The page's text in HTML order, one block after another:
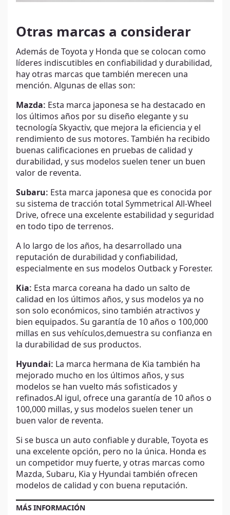
Otras marcas a considerar
Además de Toyota y Honda que se colocan como
líderes indiscutibles en confiabilidad y durabilidad,
hay otras marcas que también merecen una
mención. Algunas de ellas son:
Mazda: Esta marca japonesa se ha destacado en
los últimos años por su diseño elegante y su
tecnología Skyactiv, que mejora la eficiencia y el
rendimiento de sus motores. También ha recibido
buenas calificaciones en pruebas de calidad y
durabilidad, y sus modelos suelen tener un buen
valor de reventa.
Subaru: Esta marca japonesa que es conocida por
su sistema de tracción total Symmetrical All-Wheel
Drive, ofrece una excelente estabilidad y seguridad
en todo tipo de terrenos.
A lo largo de los años, ha desarrollado una
reputación de durabilidad y confiabilidad,
especialmente en sus modelos Outback y Forester.
Kia: Esta marca coreana ha dado un salto de
calidad en los últimos años, y sus modelos ya no
son solo económicos, sino también atractivos y
bien equipados. Su garantía de 10 años o 100,000
millas en sus vehículos,demuestra su confianza en
la durabilidad de sus productos.
Hyundai: La marca hermana de Kia también ha
mejorado mucho en los últimos años, y sus
modelos se han vuelto más sofisticados y
refinados.Al igul, ofrece una garantía de 10 años o
100,000 millas, y sus modelos suelen tener un
buen valor de reventa.
Si se busca un auto confiable y durable, Toyota es
una excelente opción, pero no la única. Honda es
un competidor muy fuerte, y otras marcas como
Mazda, Subaru, Kia y Hyundai también ofrecen
modelos de calidad y con buena reputación.
MÁS INFORMACIÓN